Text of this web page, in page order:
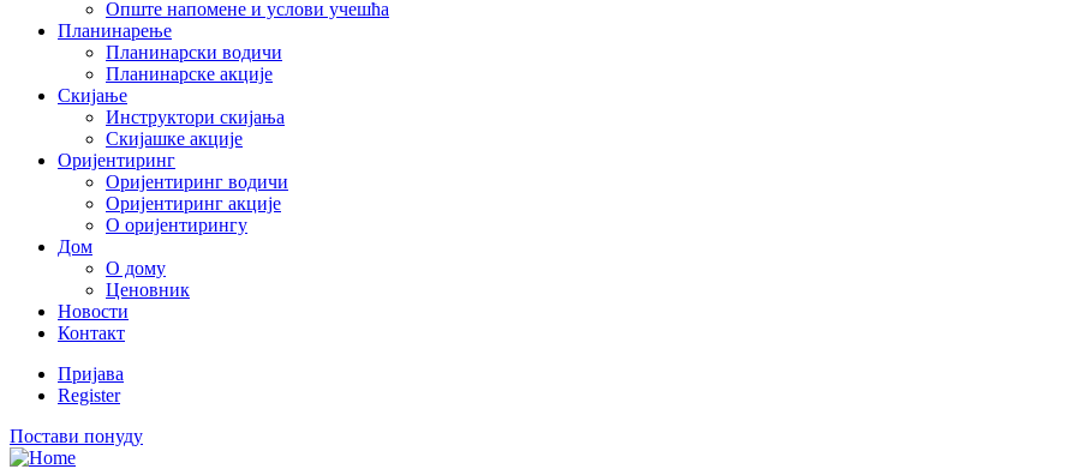
Опште напомене и услови учешћа
Планинарење
Планинарски водичи
Планинарске акције
Скијање
Инструктори скијања
Скијашке акције
Оријентиринг
Оријентиринг водичи
Оријентиринг акције
О оријентирингу
Дом
О дому
Ценовник
Новости
Контакт
Пријава
Register
Постави понуду